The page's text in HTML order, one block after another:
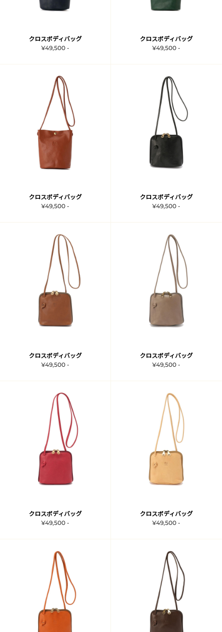
クロスボディバッグ
¥49,500 -
クロスボディバッグ
¥49,500 -
クロスボディバッグ
¥49,500 -
クロスボディバッグ
¥49,500 -
クロスボディバッグ
¥49,500 -
クロスボディバッグ
¥49,500 -
クロスボディバッグ
¥49,500 -
クロスボディバッグ
¥49,500 -